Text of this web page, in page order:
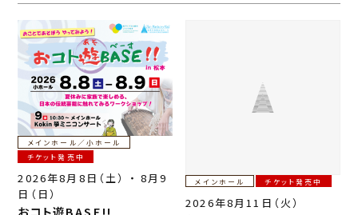
メインホール／小ホール
チケット発売中
2026年8月8日（土） ・ 8月9
日（日）
おコト遊BASE!!
メインホール チケット発売中
2026年8月11日（火）